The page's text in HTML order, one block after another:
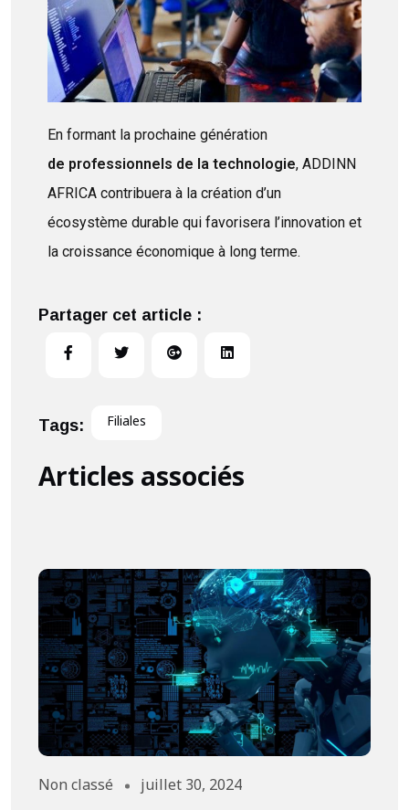
En formant la prochaine génération
de professionnels de la technologie, ADDINN
AFRICA contribuera à la création d’un
écosystème durable qui favorisera l’innovation et
la croissance économique à long terme.
Partager cet article :
Tags: Filiales
Articles associés
Non classé juillet 30, 2024